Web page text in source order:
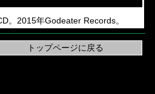
。2015年Godeater Records。